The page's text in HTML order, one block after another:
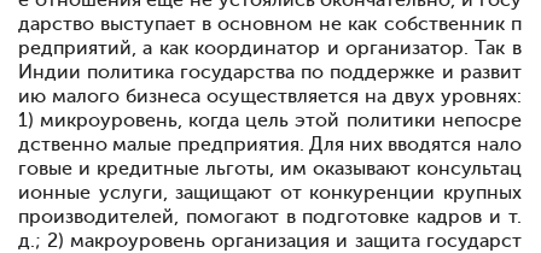
дарство выступает в основном не как собственник п
редприятий, а как координатор и организатор. Так в
Индии политика государства по поддержке и развит
ию малого бизнеса осуществляется на двух уровнях:
1) микроуровень, когда цель этой политики непосре
дственно малые предприятия. Для них вводятся нало
говые и кредитные льготы, им оказывают консультац
ионные услуги, защищают от конкуренции крупных
производителей, помогают в подготовке кадров и т.
д.; 2) макроуровеньорганизация и защита государст